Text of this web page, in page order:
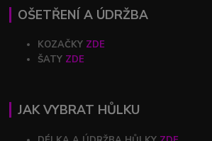
OŠETŘENÍ A ÚDRŽBA
KOZAČKY ZDE
ŠATY ZDE
JAK VYBRAT HŮLKU